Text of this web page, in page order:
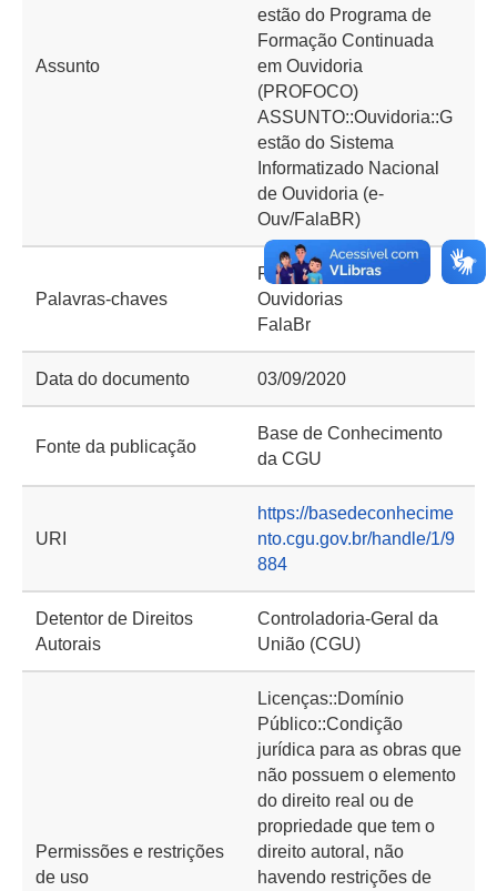
Assunto
estão do Programa de
Formação Continuada
em Ouvidoria
(PROFOCO)
ASSUNTO::Ouvidoria::G
estão do Sistema
Informatizado Nacional
de Ouvidoria (e-
Ouv/FalaBR)
Palavras-chaves
Rede Nacional de
Ouvidorias
FalaBr
Data do documento 03/09/2020
Fonte da publicação
Base de Conhecimento
da CGU
URI
https://basedeconhecime
nto.cgu.gov.br/handle/1/9
884
Detentor de Direitos
Autorais
Controladoria-Geral da
União (CGU)
Permissões e restrições
de uso
Licenças::Domínio
Público::Condição
jurídica para as obras que
não possuem o elemento
do direito real ou de
propriedade que tem o
direito autoral, não
havendo restrições de